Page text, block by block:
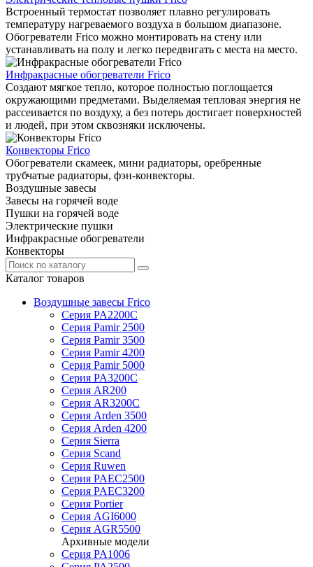
Встроенный термостат позволяет плавно регулировать
температуру нагреваемого воздуха в большом диапазоне.
Обогреватели Frico можно монтировать на стену или
устанавливать на полу и легко передвигать с места на место.
Инфракрасные обогреватели Frico
Создают мягкое тепло, которое полностью поглощается
окружающими предметами. Выделяемая тепловая энергия не
рассеивается по воздуху, а без потерь достигает поверхностей
и людей, при этом сквозняки исключены.
Конвекторы Frico
Обогреватели скамеек, мини радиаторы, оребренные
трубчатые радиаторы, фэн-конвекторы.
Воздушные завесы
Завесы на горячей воде
Пушки на горячей воде
Электрические пушки
Инфракрасные обогреватели
Конвекторы
Каталог товаров
Воздушные завесы Frico
Серия PA2200C
Серия Pamir 2500
Серия Pamir 3500
Серия Pamir 4200
Серия Pamir 5000
Серия PA3200C
Серия AR200
Серия AR3200C
Серия Arden 3500
Серия Arden 4200
Серия Sierra
Серия Scand
Серия Ruwen
Серия PAEC2500
Серия PAEC3200
Серия Portier
Серия AGI6000
Серия AGR5500
Архивные модели
Серия PA1006